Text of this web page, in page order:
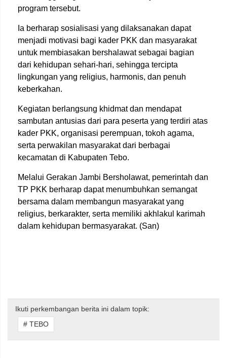
program tersebut.
Ia berharap sosialisasi yang dilaksanakan dapat
menjadi motivasi bagi kader PKK dan masyarakat
untuk membiasakan bershalawat sebagai bagian
dari kehidupan sehari-hari, sehingga tercipta
lingkungan yang religius, harmonis, dan penuh
keberkahan.
Kegiatan berlangsung khidmat dan mendapat
sambutan antusias dari para peserta yang terdiri atas
kader PKK, organisasi perempuan, tokoh agama,
serta perwakilan masyarakat dari berbagai
kecamatan di Kabupaten Tebo.
Melalui Gerakan Jambi Bersholawat, pemerintah dan
TP PKK berharap dapat menumbuhkan semangat
bersama dalam membangun masyarakat yang
religius, berkarakter, serta memiliki akhlakul karimah
dalam kehidupan bermasyarakat. (San)
Ikuti perkembangan berita ini dalam topik:
# TEBO